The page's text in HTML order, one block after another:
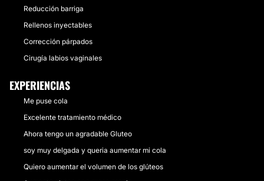
Reducción barriga
Rellenos inyectables
Corrección párpados
Cirugía labios vaginales
EXPERIENCIAS
Me puse cola
Excelente tratamiento médico
Ahora tengo un agradable Gluteo
soy muy delgada y queria aumentar mi cola
Quiero aumentar el volumen de los glúteos